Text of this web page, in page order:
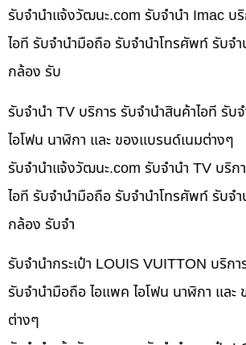
รับจํานําแจ้งวัฒนะ.com รับจำนำ Imac บ
ไอที รับจำนำมือถือ รับจำนำโทรศัพท์ รับจ
กล้อง รับ
รับจำนำ TV บริการ รับจำนำสินค้าไอที รับ
ไอโฟน นาฬิกา และ ของแบรนด์เนมต่างๆ
รับจํานําแจ้งวัฒนะ.com รับจำนำ TV บริก
ไอที รับจำนำมือถือ รับจำนำโทรศัพท์ รับจ
กล้อง รับจำ
รับจำนำกระเป๋า LOUIS VUITTON บริกา
รับจำนำมือถือ ไอแพค ไอโฟน นาฬิกา และ
ต่างๆ